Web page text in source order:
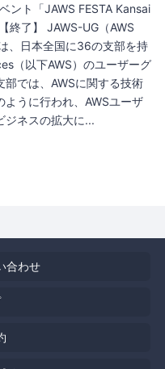
ント「JAWS FESTA Kansai
終了】 JAWS-UG（AWS
、日本全国に36の支部を持
（以下AWS）のユーザーグ
部では、AWSに関する技術
うに行われ、AWSユーザ
ジネスの拡大に...
合わせ